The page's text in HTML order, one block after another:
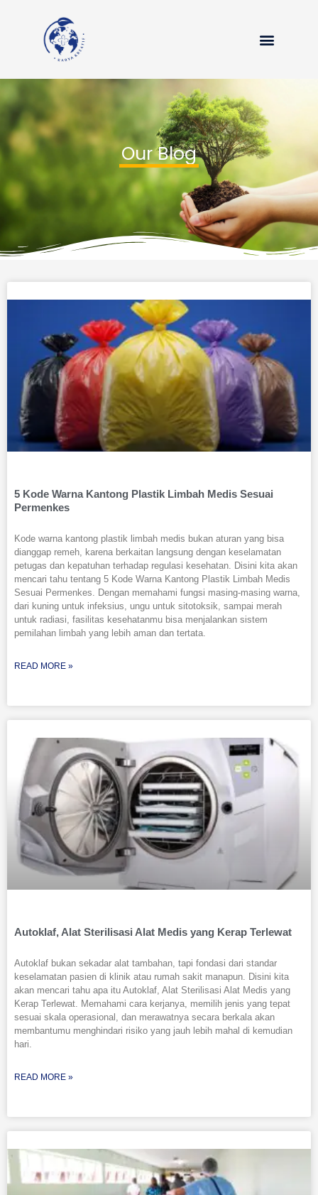
Menu
Our Blog
5 Kode Warna Kantong Plastik Limbah Medis Sesuai
Permenkes
Kode warna kantong plastik limbah medis bukan aturan yang bisa
dianggap remeh, karena berkaitan langsung dengan keselamatan
petugas dan kepatuhan terhadap regulasi kesehatan. Disini kita akan
mencari tahu tentang 5 Kode Warna Kantong Plastik Limbah Medis
Sesuai Permenkes. Dengan memahami fungsi masing-masing warna,
dari kuning untuk infeksius, ungu untuk sitotoksik, sampai merah
untuk radiasi, fasilitas kesehatanmu bisa menjalankan sistem
pemilahan limbah yang lebih aman dan tertata.
READ MORE »
Autoklaf, Alat Sterilisasi Alat Medis yang Kerap Terlewat
Autoklaf bukan sekadar alat tambahan, tapi fondasi dari standar
keselamatan pasien di klinik atau rumah sakit manapun. Disini kita
akan mencari tahu apa itu Autoklaf, Alat Sterilisasi Alat Medis yang
Kerap Terlewat. Memahami cara kerjanya, memilih jenis yang tepat
sesuai skala operasional, dan merawatnya secara berkala akan
membantumu menghindari risiko yang jauh lebih mahal di kemudian
hari.
READ MORE »